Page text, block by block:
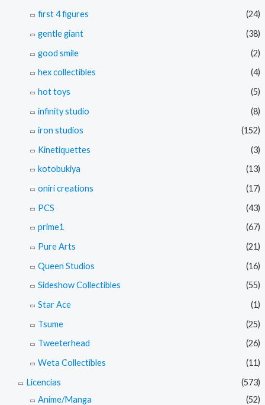
first 4 figures
(24)
gentle giant
(38)
good smile
(2)
hex collectibles
(4)
hot toys
(5)
infinity studio
(8)
iron studios
(152)
Kinetiquettes
(3)
kotobukiya
(13)
oniri creations
(17)
PCS
(43)
prime1
(67)
Pure Arts
(21)
Queen Studios
(16)
Sideshow Collectibles
(55)
Star Ace
(1)
Tsume
(25)
Tweeterhead
(26)
Weta Collectibles
(11)
Licencias
(573)
Anime/Manga
(52)